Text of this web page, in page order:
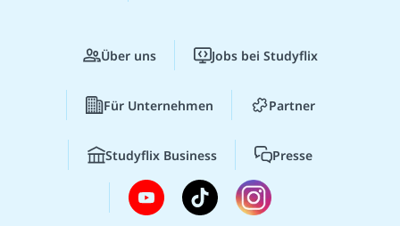
Über uns Jobs bei Studyflix
Für Unternehmen Partner
Studyflix Business Presse